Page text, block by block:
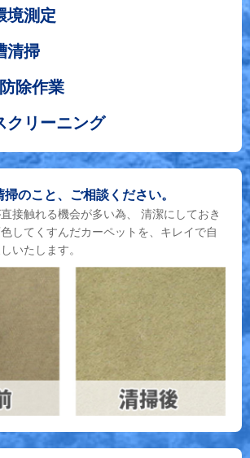
境測定
清掃
除作業
クリーニング
のこと、ご相談ください。
接触れる機会が多い為、 清潔にしておき
してくすんだカーペットを、キレイで自
いたします。